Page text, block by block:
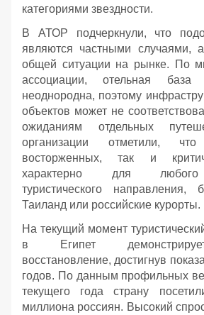
категориями звездности.
В АТОР подчеркнули, что
являются частными случаями,
общей ситуации на рынке. По
ассоциации, отельная база
неоднородна, поэтому
объектов может не
ожиданиям отдельных
организации отметили,
восторженных, так и
характерно для любого
туристического направления,
Таиланд или российские курорты.
На текущий момент
в Египет
восстановление, достигнув
годов. По данным профильных
текущего года страну
миллиона россиян. Высокий